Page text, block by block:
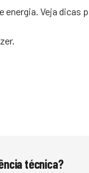
Veja dicas
técnica?